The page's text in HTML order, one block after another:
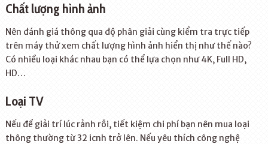
Chất lượng hình ảnh
Nên đánh giá thông qua độ phân giải cùng kiểm tra trực tiếp
trên máy thử xem chất lượng hình ảnh hiển thị như thế nào?
Có nhiều loại khác nhau bạn có thể lựa chọn như 4K, Full HD,
HD…
Loại TV
Nếu để giải trí lúc rảnh rỗi, tiết kiệm chi phí bạn nên mua loại
thông thường từ 32 icnh trở lên. Nếu yêu thích công nghệ